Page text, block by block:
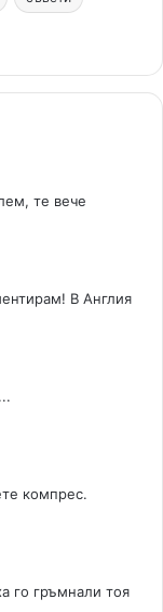
m
те вече
В Англия
компрес.
го гръмнали тоя